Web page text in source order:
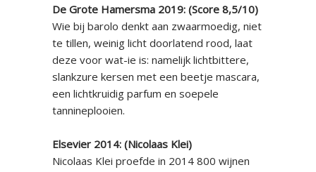
De Grote Hamersma 2019: (Score 8,5/10)
Wie bij barolo denkt aan zwaarmoedig, niet
te tillen, weinig licht doorlatend rood, laat
deze voor wat-ie is: namelijk lichtbittere,
slankzure kersen met een beetje mascara,
een lichtkruidig parfum en soepele
tannineplooien.
Elsevier 2014: (Nicolaas Klei)
Nicolaas Klei proefde in 2014 800 wijnen